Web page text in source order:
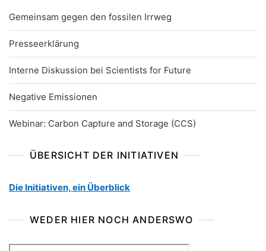
Gemeinsam gegen den fossilen Irrweg
Presseerklärung
Interne Diskussion bei Scientists for Future
Negative Emissionen
Webinar: Carbon Capture and Storage (CCS)
ÜBERSICHT DER INITIATIVEN
Die Initiativen, ein Überblick
WEDER HIER NOCH ANDERSWO